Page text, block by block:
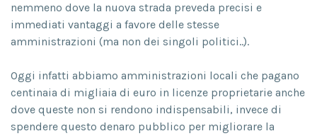
nemmeno dove la nuova strada preveda precisi e
immediati vantaggi a favore delle stesse
amministrazioni (ma non dei singoli politici..).
Oggi infatti abbiamo amministrazioni locali che pagano
centinaia di migliaia di euro in licenze proprietarie anche
dove queste non si rendono indispensabili, invece di
spendere questo denaro pubblico per migliorare la